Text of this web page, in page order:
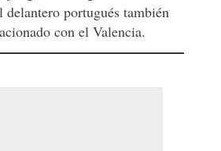
portugués también
con el Valencia.